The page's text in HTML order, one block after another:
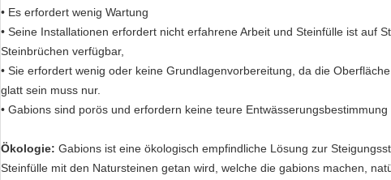
• Es erfordert wenig Wartung
• Seine Installationen erfordert nicht erfahrene Arbeit und Steinfülle ist auf
Steinbrüchen verfügbar,
• Sie erfordert wenig oder keine Grundlagenvorbereitung, da die
glatt sein muss nur.
• Gabions sind porös und erfordern keine teure Entwässerungsbestimmung
Ökologie: Gabions ist eine ökologisch empfindliche Lösung zur
Steinfülle mit den Natursteinen getan wird, welche die gabions machen,